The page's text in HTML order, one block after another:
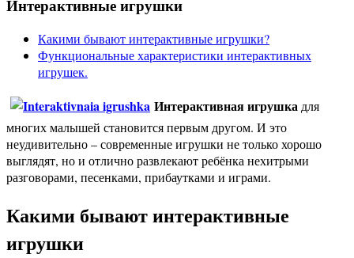
Интерактивные игрушки
Какими бывают интерактивные игрушки?
Функциональные характеристики интерактивных
игрушек.
Интерактивная игрушкадля
многих малышей становится первым другом. И это
неудивительно – современные игрушки не только хорошо
выглядят, но и отлично развлекают ребёнка нехитрыми
разговорами, песенками, прибаутками и играми.
Какими бывают интерактивные
игрушки